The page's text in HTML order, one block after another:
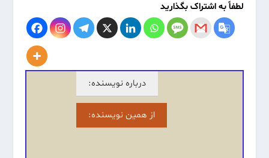
لطفاً به اشتراک بگذارید
درباره نویسنده:
از همین نویسنده: